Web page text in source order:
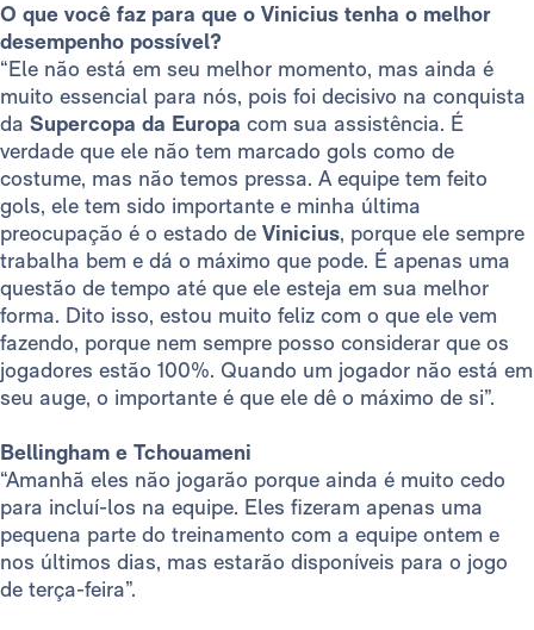
O que você faz para que o Vinicius tenha o melhor
desempenho possível?
“Ele não está em seu melhor momento, mas ainda é
muito essencial para nós, pois foi decisivo na conquista
da Supercopa da Europa com sua assistência. É
verdade que ele não tem marcado gols como de
costume, mas não temos pressa. A equipe tem feito
gols, ele tem sido importante e minha última
preocupação é o estado de Vinicius, porque ele sempre
trabalha bem e dá o máximo que pode. É apenas uma
questão de tempo até que ele esteja em sua melhor
forma. Dito isso, estou muito feliz com o que ele vem
fazendo, porque nem sempre posso considerar que os
jogadores estão 100%. Quando um jogador não está em
seu auge, o importante é que ele dê o máximo de si”.
Bellingham e Tchouameni
“Amanhã eles não jogarão porque ainda é muito cedo
para incluí-los na equipe. Eles fizeram apenas uma
pequena parte do treinamento com a equipe ontem e
nos últimos dias, mas estarão disponíveis para o jogo
de terça-feira”.